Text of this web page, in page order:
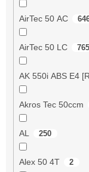
AirTec 50 AC
AirTec 50 LC 765
AK 550i ABS E4
Akros Tec 50ccm
AL 250
Alex 50 4T 2